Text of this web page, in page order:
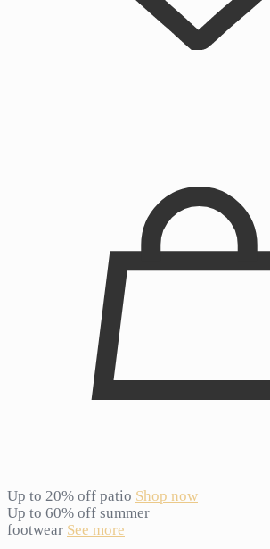
Up to 20% off patio Shop now
Up to 60% off summer
footwear See more